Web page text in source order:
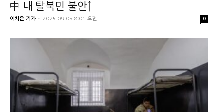
中 내 탈북민 불안↑
이채은 기자 - 2025.09.05 8:01 오전 0